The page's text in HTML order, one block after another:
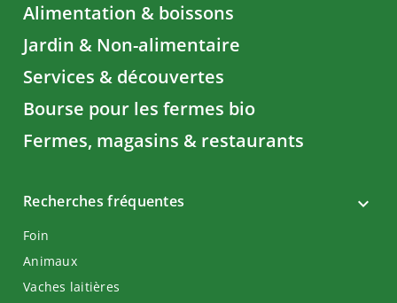
Alimentation & boissons
Jardin & Non-alimentaire
Services & découvertes
Bourse pour les fermes bio
Fermes, magasins & restaurants
Recherches fréquentes
Foin
Animaux
Vaches laitières